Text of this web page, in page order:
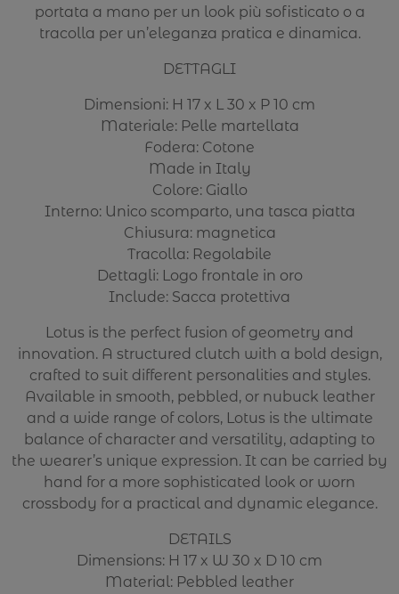
portata a mano per un look più sofisticato o a
tracolla per un’eleganza pratica e dinamica.
DETTAGLI
Dimensioni: H 17 x L 30 x P 10 cm
Materiale: Pelle martellata
Fodera: Cotone
Made in Italy
Colore: Giallo
Interno: Unico scomparto, una tasca piatta
Chiusura: magnetica
Tracolla: Regolabile
Dettagli: Logo frontale in oro
Include: Sacca protettiva
Lotus is the perfect fusion of geometry and
innovation. A structured clutch with a bold design,
crafted to suit different personalities and styles.
Available in smooth, pebbled, or nubuck leather
and a wide range of colors, Lotus is the ultimate
balance of character and versatility, adapting to
the wearer’s unique expression. It can be carried by
hand for a more sophisticated look or worn
crossbody for a practical and dynamic elegance.
DETAILS
Dimensions: H 17 x W 30 x D 10 cm
Material: Pebbled leather